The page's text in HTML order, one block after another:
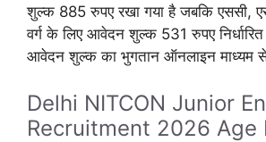
शुल्क 885 रुपए रखा गया है जबकि एससी,
वर्ग के लिए आवेदन शुल्क 531 रुपए निर्धारित
आवेदन शुल्क का भुगतान ऑनलाइन माध्यम से
Delhi NITCON Junior
Recruitment 2026 Age